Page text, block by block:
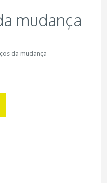
mudança
da mudança